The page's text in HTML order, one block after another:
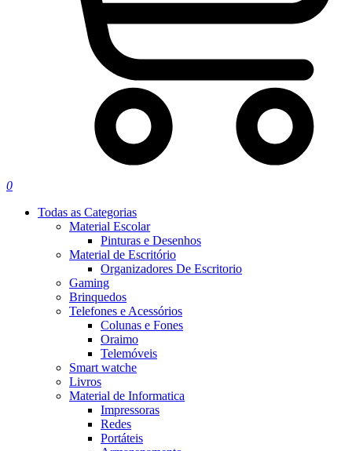
0
Todas as Categorias
Material Escolar
Pinturas e Desenhos
Material de Escritório
Organizadores De Escritorio
Gaming
Brinquedos
Telefones e Acessórios
Colunas e Fones
Oraimo
Telemóveis
Smart watche
Livros
Material de Informatica
Impressoras
Redes
Portáteis